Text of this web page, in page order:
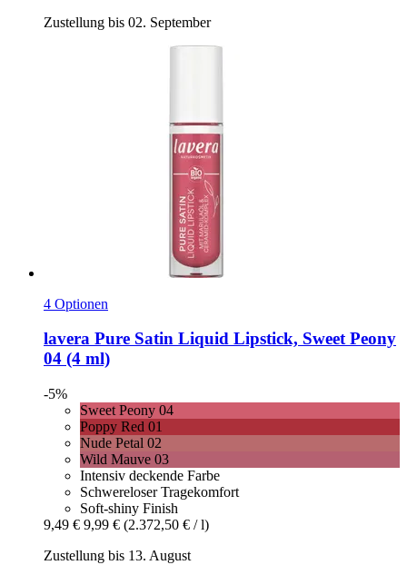
Zustellung bis 02. September
4 Optionen
lavera Pure Satin Liquid Lipstick, Sweet Peony
04 (4 ml)
-5%
Sweet Peony 04
Poppy Red 01
Nude Petal 02
Wild Mauve 03
Intensiv deckende Farbe
Schwereloser Tragekomfort
Soft-shiny Finish
9,49 € 9,99 € (2.372,50 € / l)
Zustellung bis 13. August